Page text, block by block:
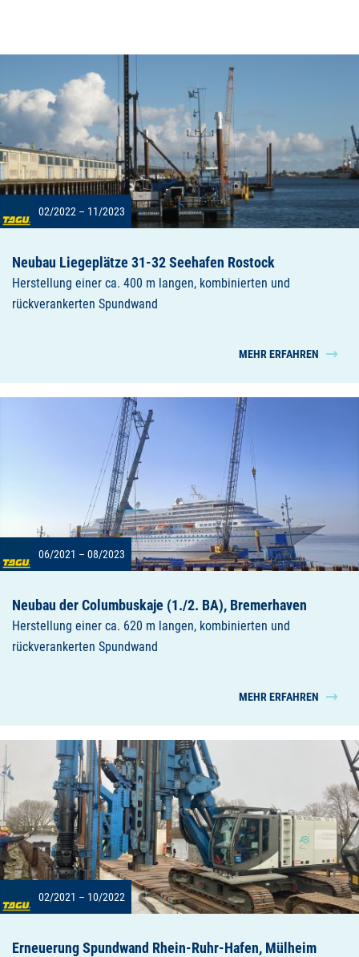
02/2022 – 11/2023
Neubau Liegeplätze 31-32 Seehafen Rostock
Herstellung einer ca. 400 m langen, kombinierten und
rückverankerten Spundwand
MEHR ERFAHREN
06/2021 – 08/2023
Neubau der Columbuskaje (1./2. BA), Bremerhaven
Herstellung einer ca. 620 m langen, kombinierten und
rückverankerten Spundwand
MEHR ERFAHREN
02/2021 – 10/2022
Erneuerung Spundwand Rhein-Ruhr-Hafen, Mülheim